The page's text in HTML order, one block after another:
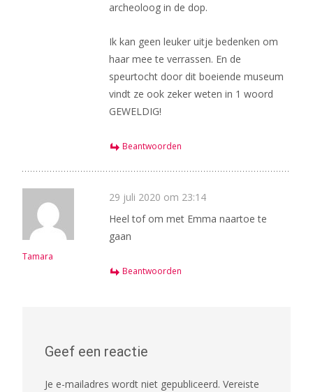
archeoloog in de dop.
Ik kan geen leuker uitje bedenken om
haar mee te verrassen. En de
speurtocht door dit boeiende museum
vindt ze ook zeker weten in 1 woord
GEWELDIG!
Beantwoorden
Tamara
29 juli 2020 om 23:14
Heel tof om met Emma naartoe te
gaan
Beantwoorden
Geef een reactie
Je e-mailadres wordt niet gepubliceerd. Vereiste